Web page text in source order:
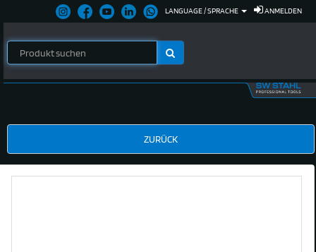
ANMELDEN
LANGUAGE / SPRACHE